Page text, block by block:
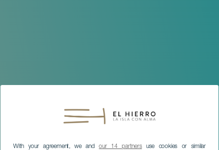
With your agreement, we andour 14 partnersuse cookies or similar